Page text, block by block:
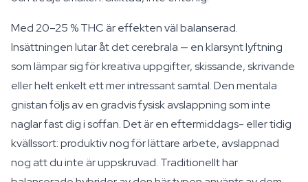
Med 20–25 % THC är effekten väl balanserad.
Insättningen lutar åt det cerebrala — en klarsynt lyftning
som lämpar sig för kreativa uppgifter, skissande, skrivande
eller helt enkelt ett mer intressant samtal. Den mentala
gnistan följs av en gradvis fysisk avslappning som inte
naglar fast dig i soffan. Det är en eftermiddags- eller tidig
kvällssort: produktiv nog för lättare arbete, avslappnad
nog att du inte är uppskruvad. Traditionellt har